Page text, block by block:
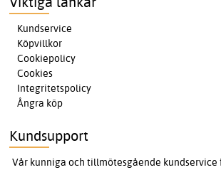
Kundservice
Köpvillkor
Cookiepolicy
Cookies
Integritetspolicy
Ångra köp
Kundsupport
Vår kunniga och tillmötesgående kundservice